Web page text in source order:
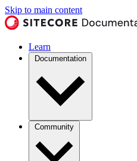
Skip to main content
Learn
Documentation
Community